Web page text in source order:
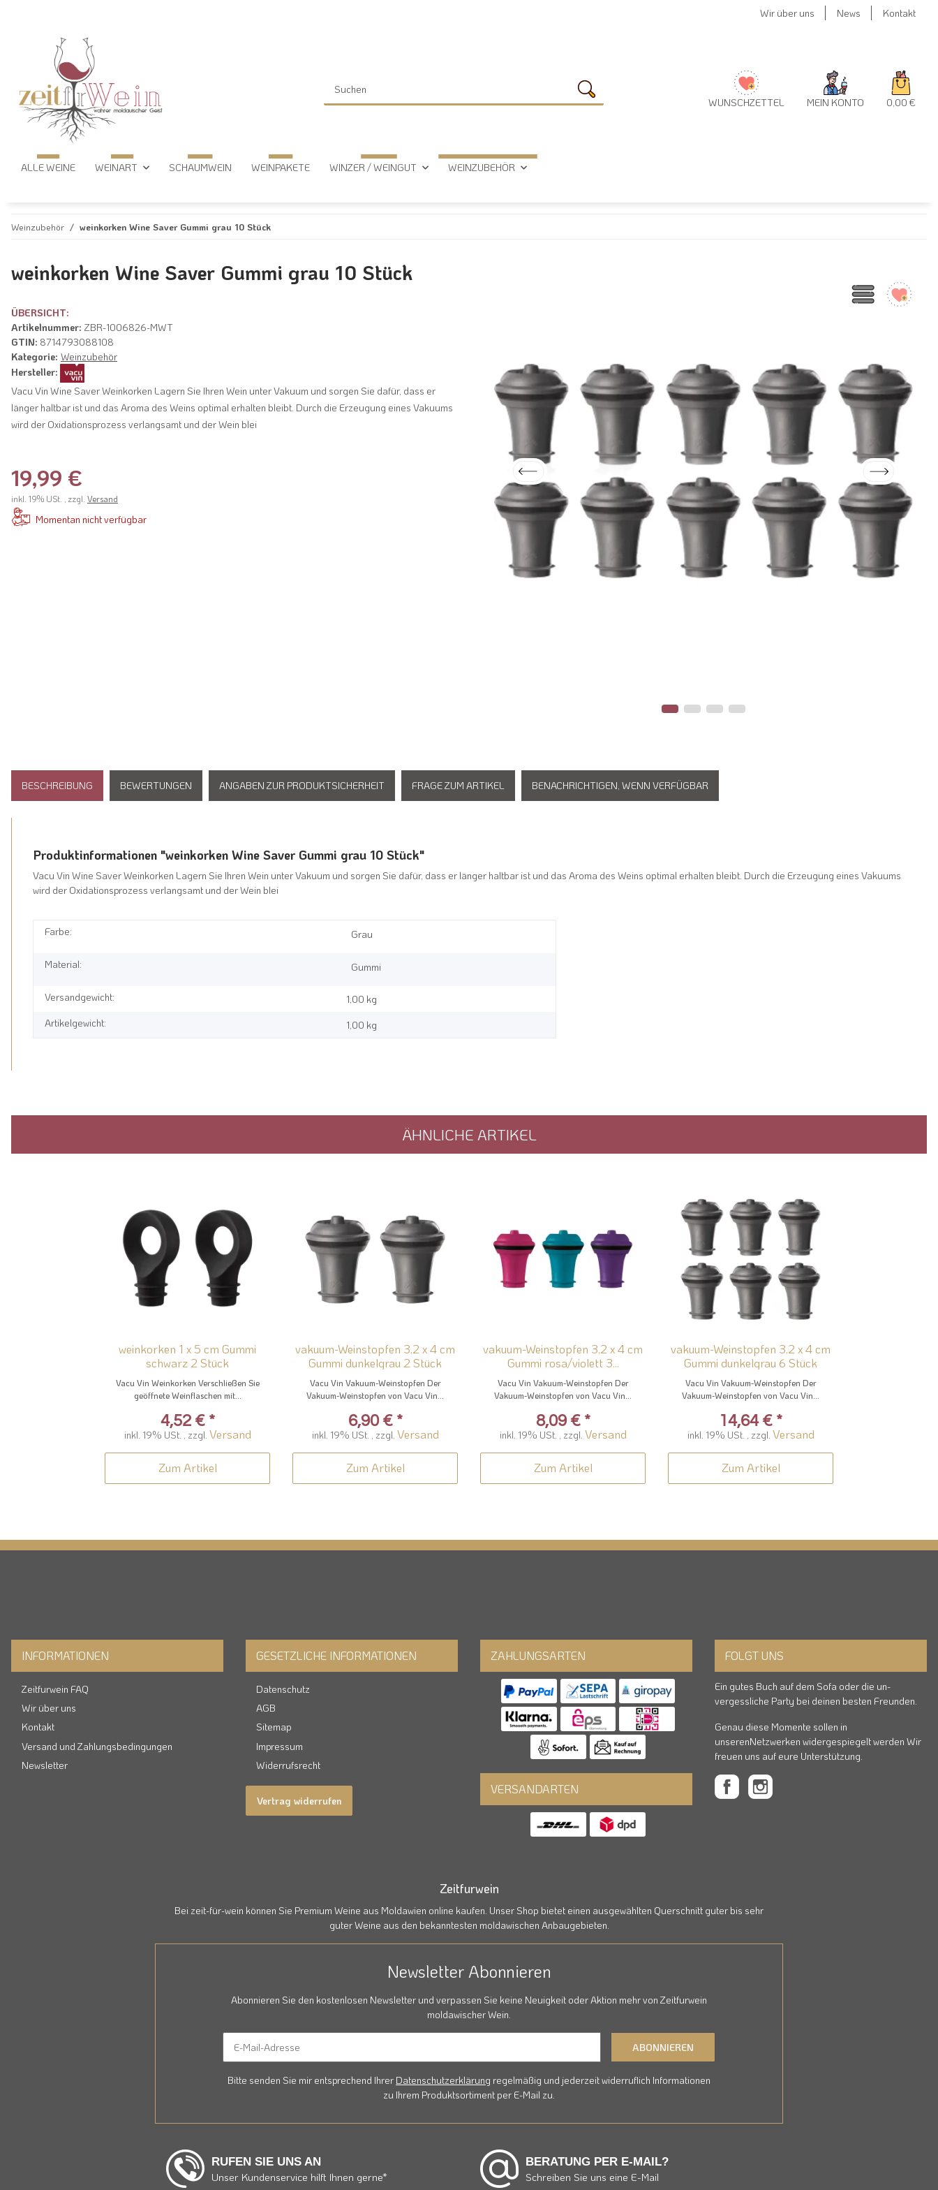
Wir über uns News Kontakt
WUNSCHZETTEL MEIN KONTO 0,00 €
ALLE WEINE WEINART SCHAUMWEIN WEINPAKETE WINZER / WEINGUT WEINZUBEHÖR
Weinzubehör weinkorken Wine Saver Gummi grau 10 Stück
weinkorken Wine Saver Gummi grau 10 Stück
ÜBERSICHT:
Artikelnummer: ZBR-1006826-MWT
GTIN: 8714793088108
Kategorie: Weinzubehör
Hersteller:
Vacu Vin Wine Saver Weinkorken Lagern Sie Ihren Wein unter Vakuum und sorgen Sie dafür, dass er
länger haltbar ist und das Aroma des Weins optimal erhalten bleibt. Durch die Erzeugung eines Vakuums
wird der Oxidationsprozess verlangsamt und der Wein blei
19,99 €
inkl. 19% USt. , zzgl. Versand
Momentan nicht verfügbar
BESCHREIBUNG BEWERTUNGEN ANGABEN ZUR PRODUKTSICHERHEIT FRAGE ZUM ARTIKEL BENACHRICHTIGEN, WENN VERFÜGBAR
Produktinformationen "weinkorken Wine Saver Gummi grau 10 Stück"
Vacu Vin Wine Saver Weinkorken Lagern Sie Ihren Wein unter Vakuum und sorgen Sie dafür, dass er länger haltbar ist und das Aroma des Weins optimal erhalten bleibt. Durch die Erzeugung eines Vakuums
wird der Oxidationsprozess verlangsamt und der Wein blei
Farbe: Grau
Material: Gummi
Versandgewicht:
1,00 kg
Artikelgewicht:
1,00 kg
ÄHNLICHE ARTIKEL
weinkorken 1 x 5 cm Gummi
schwarz 2 Stück
Vacu Vin Weinkorken Verschließen Sie
geöffnete Weinflaschen mit...
4,52 € *
inkl. 19% USt. , zzgl. Versand
Zum Artikel
vakuum-Weinstopfen 3,2 x 4 cm
Gummi dunkelgrau 2 Stück
Vacu Vin Vakuum-Weinstopfen Der
Vakuum-Weinstopfen von Vacu Vin...
6,90 € *
inkl. 19% USt. , zzgl. Versand
Zum Artikel
vakuum-Weinstopfen 3,2 x 4 cm
Gummi rosa/violett 3...
Vacu Vin Vakuum-Weinstopfen Der
Vakuum-Weinstopfen von Vacu Vin...
8,09 € *
inkl. 19% USt. , zzgl. Versand
Zum Artikel
vakuum-Weinstopfen 3,2 x 4 cm
Gummi dunkelgrau 6 Stück
Vacu Vin Vakuum-Weinstopfen Der
Vakuum-Weinstopfen von Vacu Vin...
14,64 € *
inkl. 19% USt. , zzgl. Versand
Zum Artikel
INFORMATIONEN
Zeitfurwein FAQ
Wir über uns
Kontakt
Versand und Zahlungsbedingungen
Newsletter
GESETZLICHE INFORMATIONEN
Datenschutz
AGB
Sitemap
Impressum
Widerrufsrecht
Vertrag widerrufen
ZAHLUNGSARTEN
VERSANDARTEN
FOLGT UNS
Ein gutes Buch auf dem Sofa oder die un-
vergessliche Party bei deinen besten Freunden.
Genau diese Momente sollen in
unserenNetzwerken widergespiegelt werden Wir
freuen uns auf eure Unterstützung.
Zeitfurwein
Bei zeit-für-wein können Sie Premium Weine aus Moldawien online kaufen. Unser Shop bietet einen ausgewählten Querschnitt guter bis sehr
guter Weine aus den bekanntesten moldawischen Anbaugebieten.
Newsletter Abonnieren
Abonnieren Sie den kostenlosen Newsletter und verpassen Sie keine Neuigkeit oder Aktion mehr von Zeitfurwein
moldawischer Wein.
ABONNIEREN
Bitte senden Sie mir entsprechend Ihrer Datenschutzerklärungregelmäßig und jederzeit widerruflich Informationen
zu Ihrem Produktsortiment per E-Mail zu.
RUFEN SIE UNS AN
Unser Kundenservice hilft Ihnen gerne*
BERATUNG PER E-MAIL?
Schreiben Sie uns eine E-Mail